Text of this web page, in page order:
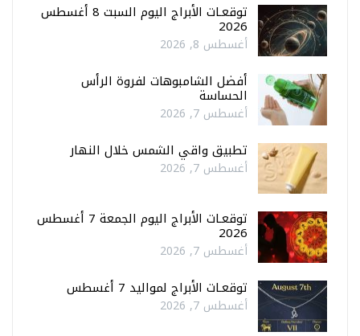
توقعـات الأبراج اليوم السبت 8 أغسطس
2026
أغسطس 8, 2026
أفضل الشامبوهات لفروة الرأس
الحساسة
أغسطس 7, 2026
تطبيق واقي الشمس خلال النهار
أغسطس 7, 2026
توقعـات الأبراج اليوم الجمعة 7 أغسطس
2026
أغسطس 7, 2026
توقعـات الأبراج لمواليد 7 أغسطس
أغسطس 7, 2026